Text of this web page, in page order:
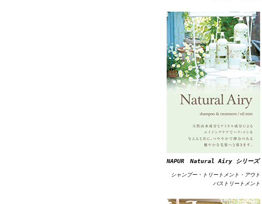
NAPUR Natural Airy シリーズ
シャンプー・トリートメント・アウト
バストリートメント